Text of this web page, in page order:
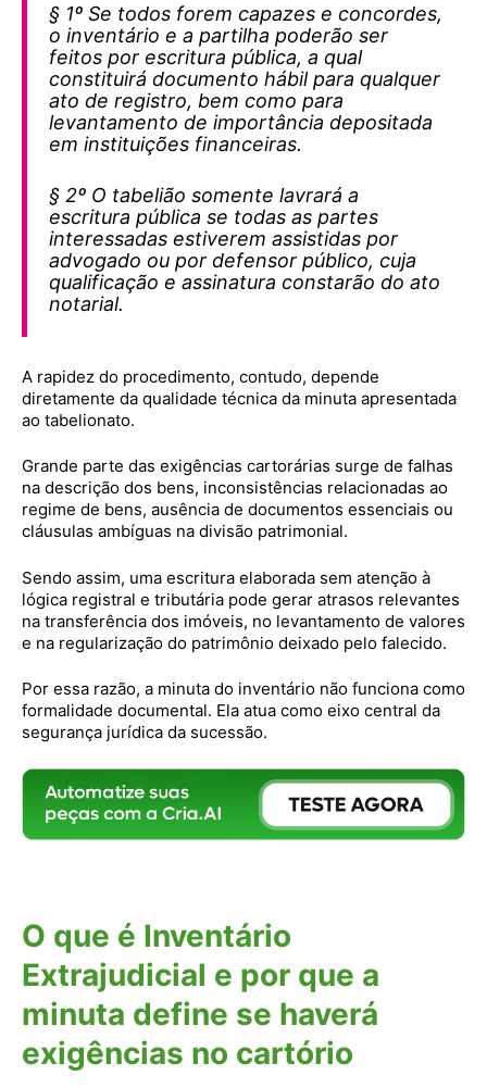
§ 1º Se todos forem capazes e concordes,
o inventário e a partilha poderão ser
feitos por escritura pública, a qual
constituirá documento hábil para qualquer
ato de registro, bem como para
levantamento de importância depositada
em instituições financeiras.
§ 2º O tabelião somente lavrará a
escritura pública se todas as partes
interessadas estiverem assistidas por
advogado ou por defensor público, cuja
qualificação e assinatura constarão do ato
notarial.
A rapidez do procedimento, contudo, depende
diretamente da qualidade técnica da minuta apresentada
ao tabelionato.
Grande parte das exigências cartorárias surge de falhas
na descrição dos bens, inconsistências relacionadas ao
regime de bens, ausência de documentos essenciais ou
cláusulas ambíguas na divisão patrimonial.
Sendo assim, uma escritura elaborada sem atenção à
lógica registral e tributária pode gerar atrasos relevantes
na transferência dos imóveis, no levantamento de valores
e na regularização do patrimônio deixado pelo falecido.
Por essa razão, a minuta do inventário não funciona como
formalidade documental. Ela atua como eixo central da
segurança jurídica da sucessão.
O que é Inventário
Extrajudicial e por que a
minuta define se haverá
exigências no cartório